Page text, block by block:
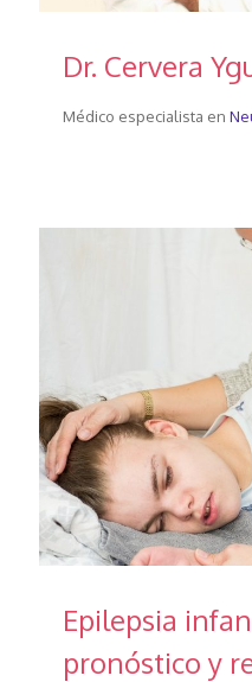
Dr. Cervera
Médico especialista en
Epilepsia
pronóstico y